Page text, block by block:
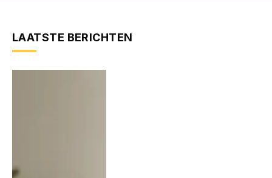
LAATSTE BERICHTEN